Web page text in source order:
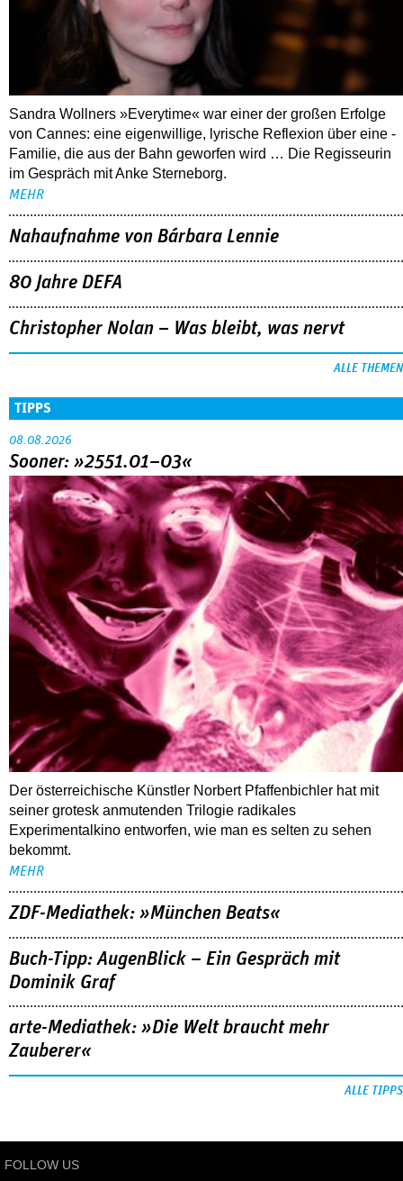
Sandra Wollners »Everytime« war einer der großen Erfolge
von Cannes: eine eigenwillige, lyrische Reflexion über eine ­
Familie, die aus der Bahn geworfen wird … Die Regisseurin
im Gespräch mit Anke Sterneborg.
MEHR
Nahaufnahme von Bárbara Lennie
80 Jahre DEFA
Christopher Nolan – Was bleibt, was nervt
ALLE THEMEN
TIPPS
08.08.2026
Sooner: »2551.01–03«
Der österreichische Künstler Norbert Pfaffenbichler hat mit
seiner grotesk anmutenden Trilogie radikales
Experimentalkino entworfen, wie man es selten zu sehen
bekommt.
MEHR
ZDF-Mediathek: »München Beats«
Buch-Tipp: AugenBlick – Ein Gespräch mit
Dominik Graf
arte-Mediathek: »Die Welt braucht mehr
Zauberer«
ALLE TIPPS
FOLLOW US